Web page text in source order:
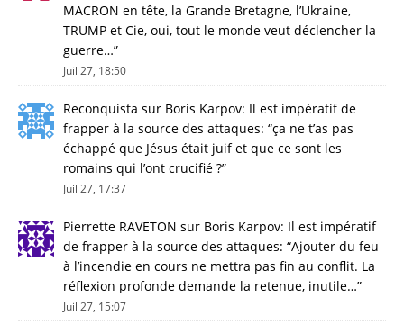
MACRON en tête, la Grande Bretagne, l’Ukraine,
TRUMP et Cie, oui, tout le monde veut déclencher la
guerre…”
Juil 27, 18:50
Reconquista sur Boris Karpov: Il est impératif de
frapper à la source des attaques: “ça ne t’as pas
échappé que Jésus était juif et que ce sont les
romains qui l’ont crucifié ?”
Juil 27, 17:37
Pierrette RAVETON sur Boris Karpov: Il est impératif
de frapper à la source des attaques: “Ajouter du feu
à l’incendie en cours ne mettra pas fin au conflit. La
réflexion profonde demande la retenue, inutile…”
Juil 27, 15:07